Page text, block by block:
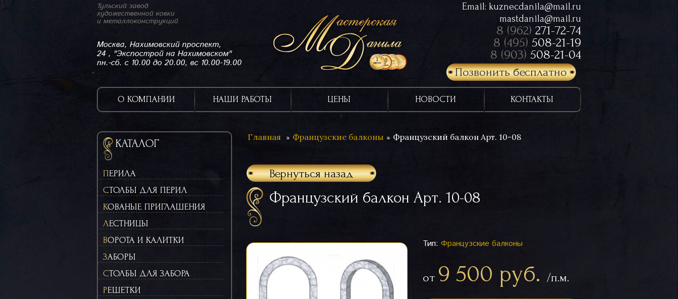
Тульский завод
художественной ковки
и металлоконструкций
Москва, Нахимовский проспект,
24 , "Экспострой на Нахимовском"
пн.-сб. с 10.00 до 20.00, вс 10.00-19.00
Email: kuznecdanila@mail.ru
mastdanila@mail.ru
8 (962) 271-72-74
8 (495) 508-21-19
8 (903) 508-21-04
Позвонить бесплатно
О КОМПАНИИ НАШИ РАБОТЫ ЦЕНЫ НОВОСТИ КОНТАКТЫ
КАТАЛОГ
ПЕРИЛА
СТОЛБЫ ДЛЯ ПЕРИЛ
КОВАНЫЕ ПРИГЛАШЕНИЯ
ЛЕСТНИЦЫ
ВОРОТА И КАЛИТКИ
ЗАБОРЫ
СТОЛБЫ ДЛЯ ЗАБОРА
РЕШЕТКИ
Главная Французские балконы Французский балкон Арт. 10-08
Вернуться назад
Французский балкон Арт. 10-08
Тип: Французские балконы
от 9 500 руб. /п.м.